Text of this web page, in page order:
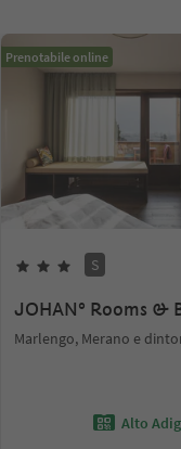
Prenotabile online
S
JOHAN° Rooms &
Marlengo, Merano e
Alto